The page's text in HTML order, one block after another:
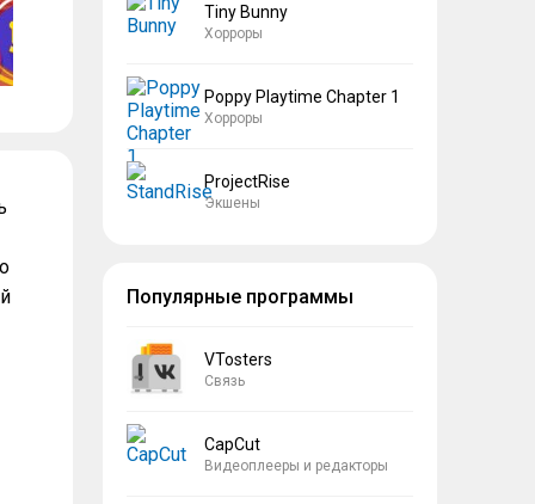
Tiny Bunny
Хорроры
Poppy Playtime Chapter 1
Хорроры
ProjectRise
Экшены
Популярные программы
VTosters
Связь
CapCut
Видеоплееры и редакторы